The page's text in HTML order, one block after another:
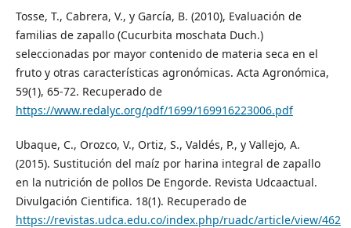
Tosse, T., Cabrera, V., y García, B. (2010), Evaluación de
familias de zapallo (Cucurbita moschata Duch.)
seleccionadas por mayor contenido de materia seca en el
fruto y otras características agronómicas. Acta Agronómica,
59(1), 65-72. Recuperado de
https://www.redalyc.org/pdf/1699/169916223006.pdf
Ubaque, C., Orozco, V., Ortiz, S., Valdés, P., y Vallejo, A.
(2015). Sustitución del maíz por harina integral de zapallo
en la nutrición de pollos De Engorde. Revista Udcaactual.
Divulgación Cientifica. 18(1). Recuperado de
https://revistas.udca.edu.co/index.php/ruadc/article/view/462